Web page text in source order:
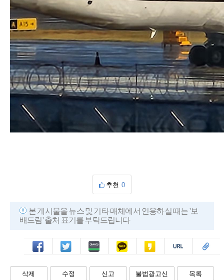
추천 0
본 게시물을 뉴스 및 기타 매체에서 인용하실 때는 '보
배드림' 출처 표기를 부탁드립니다
페북 트윗 밴드 카톡 카스 복사 스크랩
삭제 수정 신고
불법광고신
목록